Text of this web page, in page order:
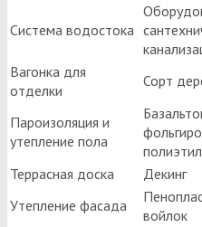
Система водостока
Вагонка для
отделки
Сорт
Пароизоляция и
утепление пола
Террасная доска Декинг
Утепление фасада
войлок